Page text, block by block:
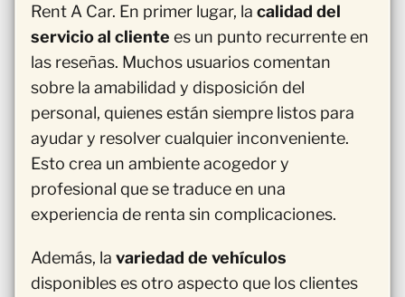
Rent A Car. En primer lugar, la calidad del
servicio al cliente es un punto recurrente en
las reseñas. Muchos usuarios comentan
sobre la amabilidad y disposición del
personal, quienes están siempre listos para
ayudar y resolver cualquier inconveniente.
Esto crea un ambiente acogedor y
profesional que se traduce en una
experiencia de renta sin complicaciones.
Además, la variedad de vehículos
disponibles es otro aspecto que los clientes